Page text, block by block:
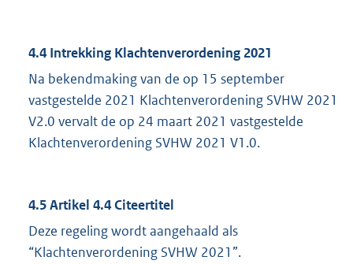
4.4 Intrekking Klachtenverordening 2021
Na bekendmaking van de op 15 september
vastgestelde 2021 Klachtenverordening SVHW 2021
V2.0 vervalt de op 24 maart 2021 vastgestelde
Klachtenverordening SVHW 2021 V1.0.
4.5 Artikel 4.4 Citeertitel
Deze regeling wordt aangehaald als
“Klachtenverordening SVHW 2021”.